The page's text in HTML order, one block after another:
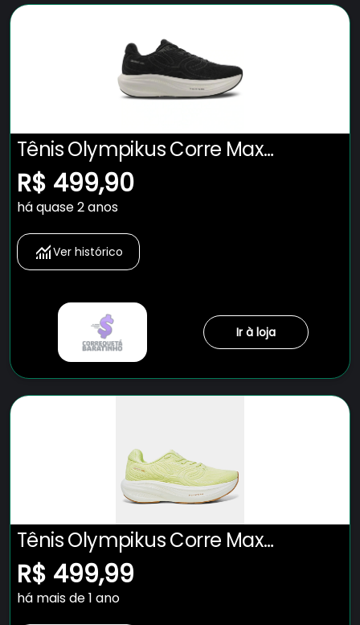
Tênis Olympikus Corre Max
Masculino
R$ 499,90
há quase 2 anos
Ver histórico
Ir à loja
Tênis Olympikus Corre Max
Masculino
R$ 499,99
há mais de 1 ano